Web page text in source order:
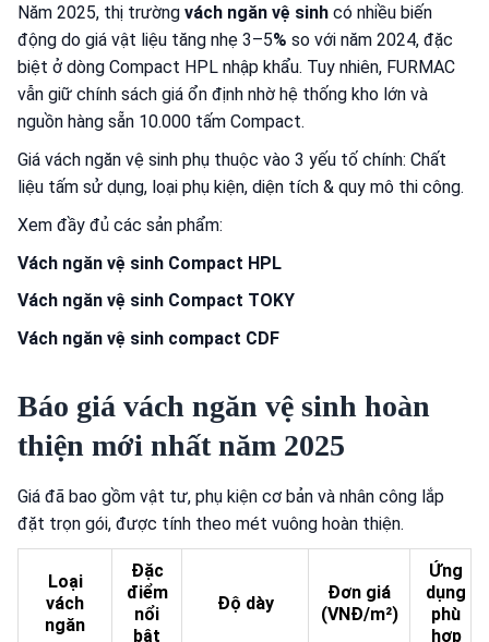
Năm 2025, thị trường vách ngăn vệ sinh có nhiều biến
động do giá vật liệu tăng nhẹ 3–5% so với năm 2024, đặc
biệt ở dòng Compact HPL nhập khẩu. Tuy nhiên, FURMAC
vẫn giữ chính sách giá ổn định nhờ hệ thống kho lớn và
nguồn hàng sẵn 10.000 tấm Compact.
Giá vách ngăn vệ sinh phụ thuộc vào 3 yếu tố chính: Chất
liệu tấm sử dụng, loại phụ kiện, diện tích & quy mô thi công.
Xem đầy đủ các sản phẩm:
Vách ngăn vệ sinh Compact HPL
Vách ngăn vệ sinh Compact TOKY
Vách ngăn vệ sinh compact CDF
Báo giá vách ngăn vệ sinh hoàn
thiện mới nhất năm 2025
Giá đã bao gồm vật tư, phụ kiện cơ bản và nhân công lắp
đặt trọn gói, được tính theo mét vuông hoàn thiện.
Loại
vách
ngăn
Đặc
điểm
nổi
bật
Độ dày
Đơn giá
(VNĐ/m²)
Ứng
dụng
phù
hợp